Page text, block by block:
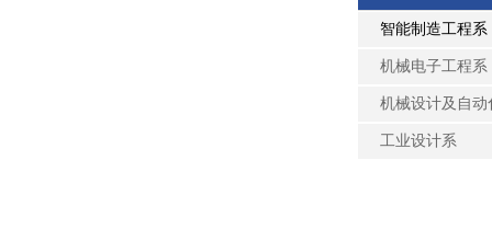
智能制造工程系
机械电子工程系
机械设计及自动
工业设计系